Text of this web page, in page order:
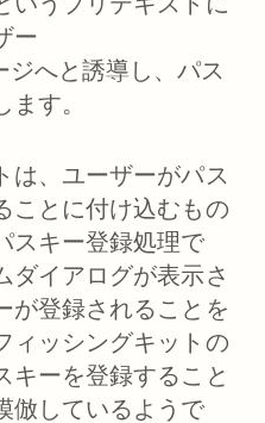
ー
ジへと誘導し、パス
す。
は、ユーザーがパス
ことに付け込むもの
スキー登録処理で
ダイアログが表示さ
が登録されることを
ィッシングキットの
キーを登録すること
倣しているようで